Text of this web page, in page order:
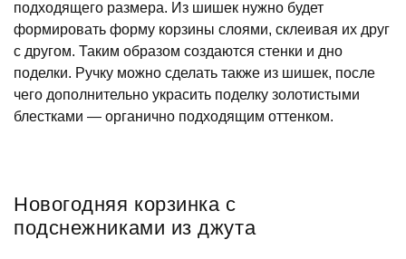
подходящего размера. Из шишек нужно будет
формировать форму корзины слоями, склеивая их друг
с другом. Таким образом создаются стенки и дно
поделки. Ручку можно сделать также из шишек, после
чего дополнительно украсить поделку золотистыми
блестками — органично подходящим оттенком.
Новогодняя корзинка с
подснежниками из джута